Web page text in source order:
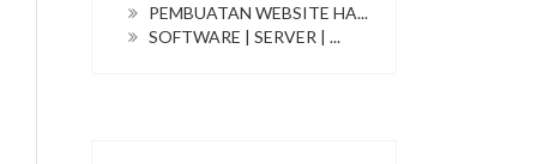
PEMBUATAN WEBSITE HA...
SOFTWARE | SERVER | ...